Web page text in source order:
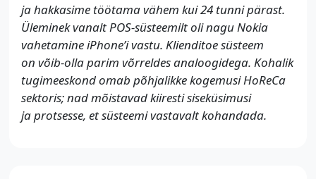
ja hakkasime töötama vähem kui 24 tunni pärast.
Üleminek vanalt POS-süsteemilt oli nagu Nokia
vahetamine iPhone’i vastu. Klienditoe süsteem
on võib-olla parim võrreldes analoogidega. Kohalik
tugimeeskond omab põhjalikke kogemusi HoReCa
sektoris; nad mõistavad kiiresti siseküsimusi
ja protsesse, et süsteemi vastavalt kohandada.